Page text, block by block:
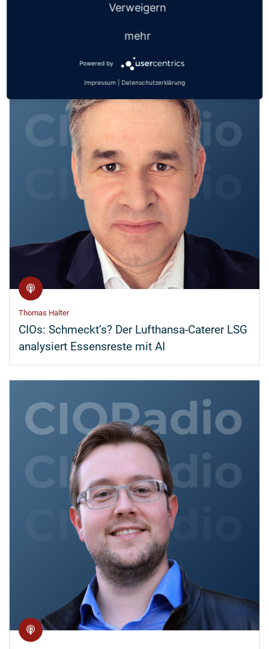
Sennheiser – Tontechnik as a Service
Thomas Halter
CIOs: Schmeckt’s? Der Lufthansa-Caterer LSG
analysiert Essensreste mit AI
Verweigern
mehr
Powered by
Impressum Datenschutzerklärung